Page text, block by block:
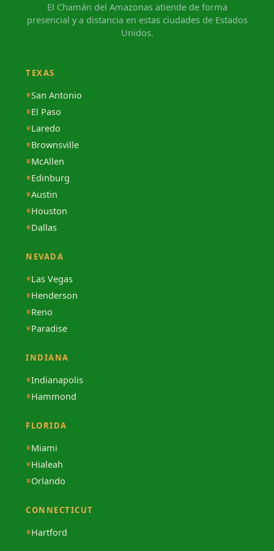
El Chamán del Amazonas atiende de forma
presencial y a distancia en estas ciudades de Estados
Unidos.
TEXAS
San Antonio
El Paso
Laredo
Brownsville
McAllen
Edinburg
Austin
Houston
Dallas
NEVADA
Las Vegas
Henderson
Reno
Paradise
INDIANA
Indianapolis
Hammond
FLORIDA
Miami
Hialeah
Orlando
CONNECTICUT
Hartford